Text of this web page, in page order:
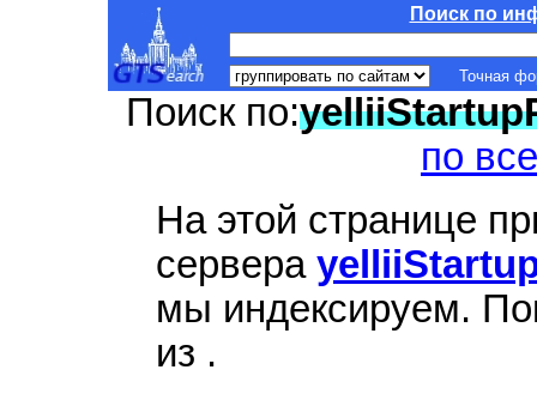
Поиск по
Точная
Поиск по:
по
На этой странице
сервера
мы индексируем.
из .